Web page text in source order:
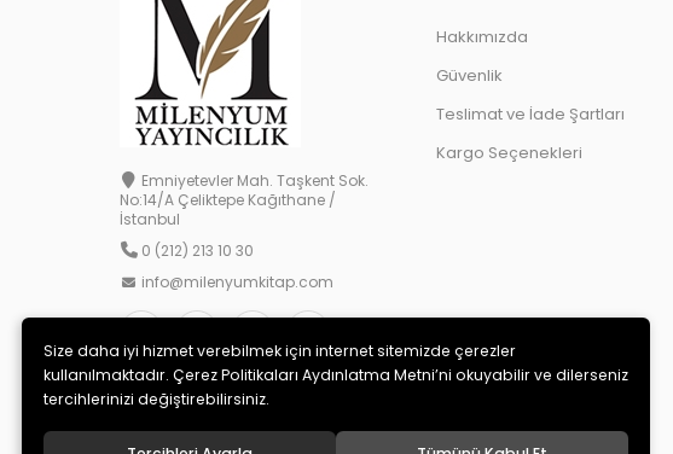
Emniyetevler Mah. Taşkent Sok.
No:14/A Çeliktepe Kağıthane /
İstanbul
0 (212) 213 10 30
info@milenyumkitap.com
Hakkımızda
Güvenlik
Teslimat ve İade Şartları
Kargo Seçenekleri
Size daha iyi hizmet verebilmek için internet sitemizde çerezler
kullanılmaktadır. Çerez Politikaları Aydınlatma Metni’ni okuyabilir ve dilerseniz
tercihlerinizi değiştirebilirsiniz.